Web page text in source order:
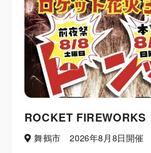
ROCKET FIREWORKS
舞鶴市 2026年8月8日開催